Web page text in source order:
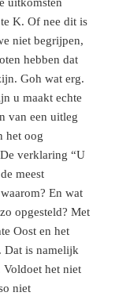
uitkomsten
K. Of nee dit is
niet begrijpen,
hebben dat
Goh wat erg.
u maakt echte
van een uitleg
het oog
verklaring “U
meest
En wat
opgesteld? Met
Oost en het
Dat is namelijk
het niet
niet